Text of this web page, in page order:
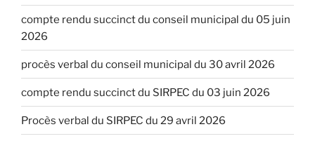
compte rendu succinct du conseil municipal du 05 juin
2026
procès verbal du conseil municipal du 30 avril 2026
compte rendu succinct du SIRPEC du 03 juin 2026
Procès verbal du SIRPEC du 29 avril 2026